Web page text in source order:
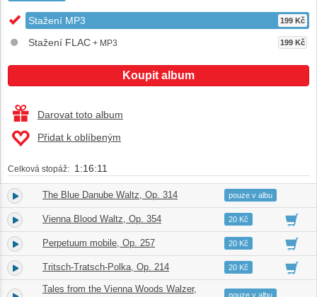
Stažení MP3 199 Kč
Stažení FLAC + MP3 199 Kč
Koupit album
Darovat toto album
Přidat k oblíbeným
Celková stopáž: 1:16:11
1. The Blue Danube Waltz, Op. 314 10:19
pouze v albu
2. Vienna Blood Waltz, Op. 354 07:4820 Kč
3. Perpetuum mobile, Op. 257 02:5620 Kč
4. Tritsch-Tratsch-Polka, Op. 214 02:4620 Kč
5.
Tales from the Vienna Woods Walzer,
13:29
pouze v albu